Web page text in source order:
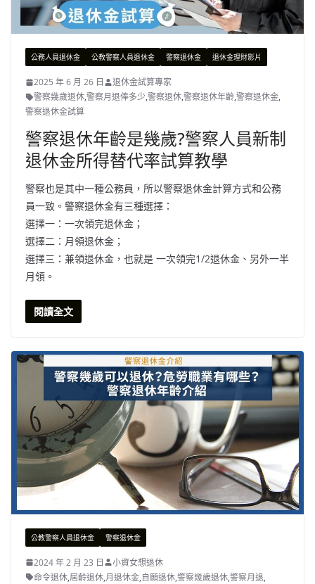
公務人員退休金 公教警察人員退休金 警察退休金 退休金理財影片
2025 年 6 月 26 日
退休金試算專家
警察幾歲退休,警察月退俸多少,警察退休,警察退休年齡,警察退休金,
警察退休金試算
警察退休年齡是幾歲?警察人員新制
退休金所得替代率試算教學
警察也是其中一種公務員，所以警察退休金計算方式和公務
員一致。警察退休金有三種選擇：
選擇一：一次領完退休金；
選擇二：月領退休金；
選擇三：兼領退休金，也就是 一次領完1/2退休金、另外一半
月領。
閱讀全文
公教警察人員退休金 警察退休金
2024 年 2 月 23 日
小資女想退休
命令退休,屆齡退休,月退休金,自願退休,警察幾歲退休,警察月退,